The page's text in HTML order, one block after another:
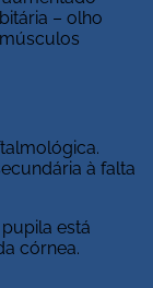
– olho
à falta
está
córnea.